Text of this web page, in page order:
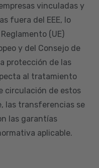
vinculadas y
fuera del EEE, lo
(UE)
y del Consejo de
protección de las
al tratamiento
circulación de estos
las transferencias se
las garantías
aplicable.